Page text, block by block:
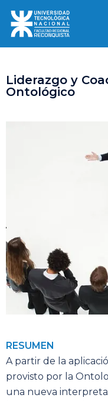
Liderazgo y
Ontológico
RESUMEN
A partir de la
provisto por la
una nueva